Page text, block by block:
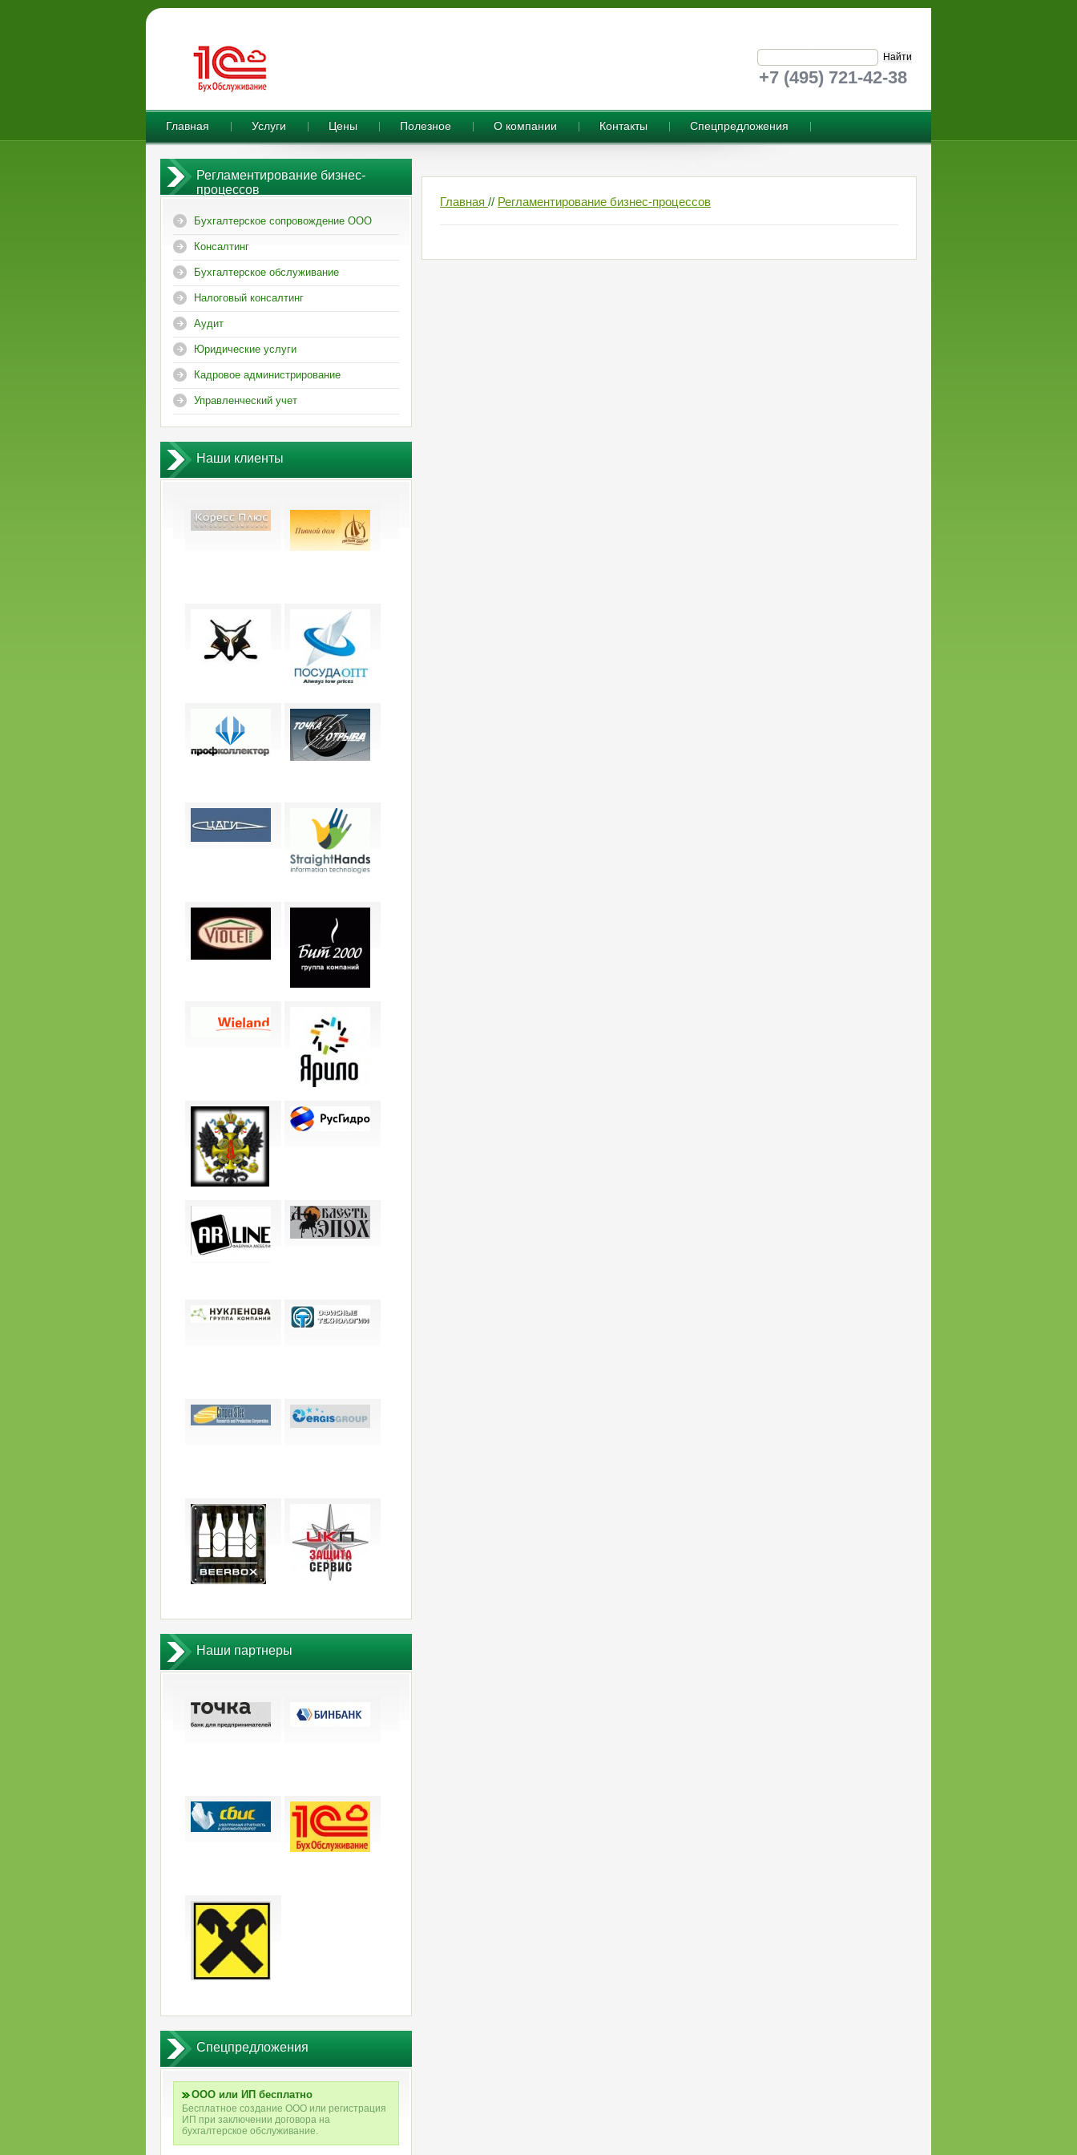
+7 (495) 721-42-38
Главная Услуги Цены Полезное О компании Контакты Cпецпредложения
Регламентирование бизнес-
процессов
Бухгалтерское сопровождение ООО
Консалтинг
Бухгалтерское обслуживание
Налоговый консалтинг
Аудит
Юридические услуги
Кадровое администрирование
Управленческий учет
Наши клиенты
Наши партнеры
Cпецпредложения
ООО или ИП бесплатно
Бесплатное создание ООО или регистрация
ИП при заключении договора на
бухгалтерское обслуживание.
Главная // Регламентирование бизнес-процессов